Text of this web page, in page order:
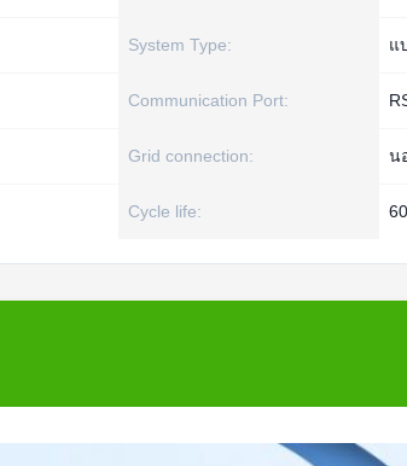
System Type: แ
Communication Port:
Grid connection: น
Cycle life: